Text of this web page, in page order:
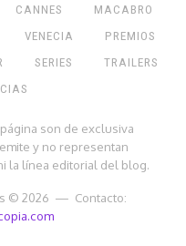
CANNES
MACABRO
VENECIA
PREMIOS
SERIES
TRAILERS
son de exclusiva
y no representan
la línea editorial del blog.
© 2026 — Contacto: